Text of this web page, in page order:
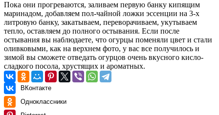
Пока они прогреваются, заливаем первую банку кипящим
маринадом, добавляем пол-чайной ложки эссенции на 3-х
литровую банку, закатываем, переворачиваем, укутываем
тепло, оставляем до полного остывания. Если после
остывания вы наблюдаете, что огурцы поменяли цвет и стали
оливковыми, как на верхнем фото, у вас все получилось и
зимой вы сможете отведать огурцов очень вкусного кисло-
сладкого посола, хрустящих и ароматных.
ВКонтакте
Одноклассники